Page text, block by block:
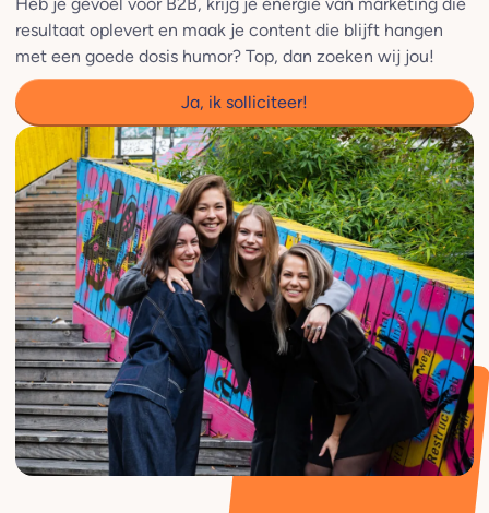
resultaat oplevert en maak je content die blijft hangen
met een goede dosis humor? Top, dan zoeken wij jou!
Ja, ik solliciteer!